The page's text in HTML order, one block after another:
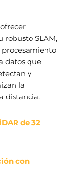
robusto SLAM,
datos que
y
la
distancia.
de 32
con